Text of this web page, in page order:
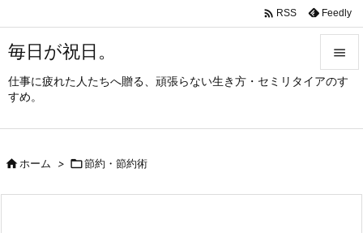
毎日が祝日。
仕事に疲れた人たちへ贈る、頑張らない生き方・セミリタイアのす
すめ。



 RSS Feedly
ホーム > 節約・節約術